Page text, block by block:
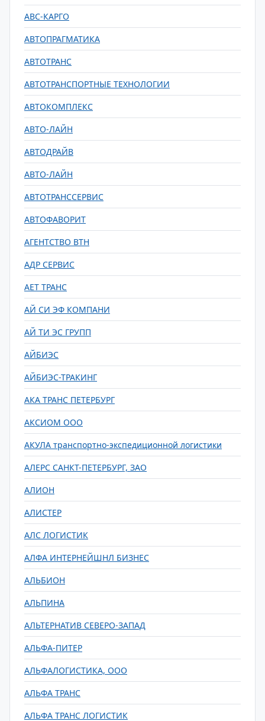
АВС-КАРГО
АВТОПРАГМАТИКА
АВТОТРАНС
АВТОТРАНСПОРТНЫЕ ТЕХНОЛОГИИ
АВТОКОМПЛЕКС
АВТО-ЛАЙН
АВТОДРАЙВ
АВТО-ЛАЙН
АВТОТРАНССЕРВИС
АВТОФАВОРИТ
АГЕНТСТВО ВТН
АДР СЕРВИС
АЕТ ТРАНС
АЙ СИ ЭФ КОМПАНИ
АЙ ТИ ЭС ГРУПП
АЙБИЭС
АЙБИЭС-ТРАКИНГ
АКА ТРАНС ПЕТЕРБУРГ
АКСИОМ ООО
АКУЛА транспортно-экспедиционной логистики
АЛЕРС САНКТ-ПЕТЕРБУРГ, ЗАО
АЛИОН
АЛИСТЕР
АЛС ЛОГИСТИК
АЛФА ИНТЕРНЕЙШНЛ БИЗНЕС
АЛЬБИОН
АЛЬПИНА
АЛЬТЕРНАТИВ СЕВЕРО-ЗАПАД
АЛЬФА-ПИТЕР
АЛЬФАЛОГИСТИКА, ООО
АЛЬФА ТРАНС
АЛЬФА ТРАНС ЛОГИСТИК